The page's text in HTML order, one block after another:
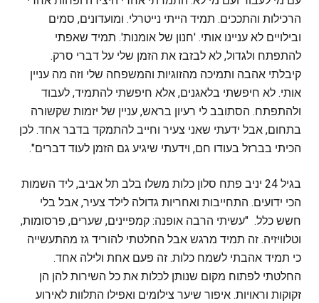
הרכילות והתככים. תמיד הייתי נייטרלי. ומועדונים, סמים
ובילויים לא עניינו אותי. 'חנון של אומנות'. תמיד שאפתי
להתפתח ולגדול, לא לבזבז את הזמן שלי על דברי סרק.
קיבלתי אהבה ותמיכה מהזוגיות והמשפחה שלי וזה מה עניין
אותי. לא חיפשתי בלאגנים, אלא חיפשתי להתמיד, לעבוד
ולהתפתח. הסתובב לי רעיון בראש, עניין של יזמות שקשורה
בתחום, אבל ידעתי שאני צעיר וחייב להתמקד בדבר אחד. לכן
הכיתי בברזל בעודו חם, וידעתי שיגיע גם הזמן לעוד דברים".
בגיל 24 יניב פתח סלון כלות משלו בלב תל אביב, ליד השמות
הכי ידועים. התחייבות ואחריות גדולה לילד צעיר, אבל בלי
חשש כלל. "עשיתי הרבה אופנה: קמפיינים, שערים, פרסומות,
וטלוויזיה. זה תמיד מרגש אבל החלטתי להוריד גז מהתעשייה
כי תמיד אהבתי לשמח כלות. זה פעם אחת ולילה אחד.
החלטתי לפתוח מקום שנותן לכלות את כל השירות להן הן
זקוקות וראויות. איפור שיער צילומים ואפילו התלוות לאירוע